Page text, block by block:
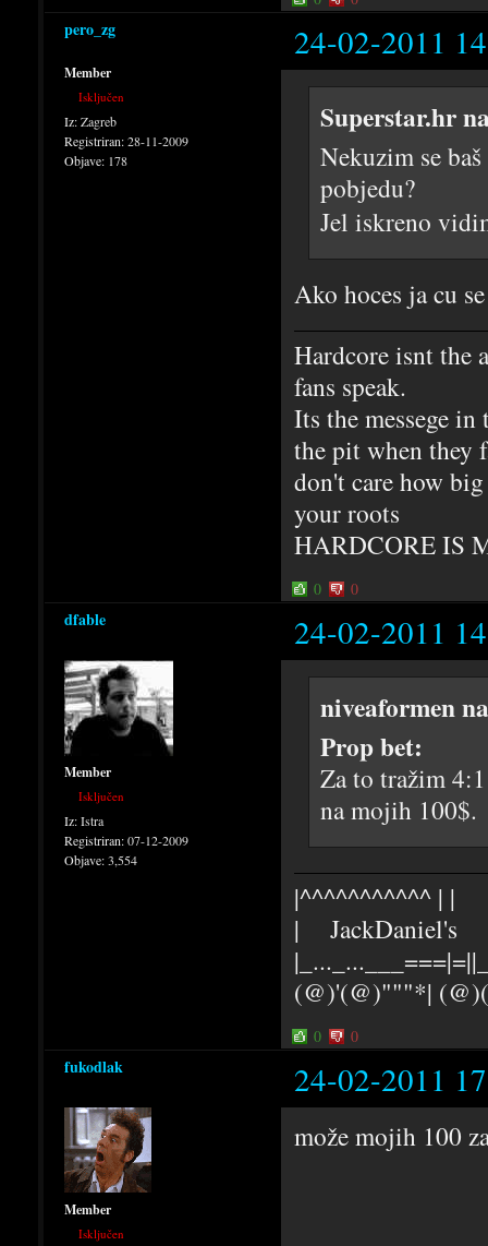
pero_zg 24-02-2011
Member
Isključen
Iz:Zagreb
Registriran:28-11-2009
Objave: 178
Superstar.hr
Nekuzim se
pobjedu?
Jel iskreno
Ako hoces ja cu
Hardcore isnt the
fans speak.
Its the messege
the pit when they
don't care how
your roots
HARDCORE
0 0
dfable 24-02-2011
Member
Isključen
Iz:Istra
Registriran:07-12-2009
Objave:3,554
niveaformen
Prop bet:
Za to tražim
na mojih 100$.
|^^^^^^^^^^^ | |
| JackDaniel's
(@)'(@)"""*|
0 0
fukodlak 24-02-2011
Member
Isključen
može mojih 100